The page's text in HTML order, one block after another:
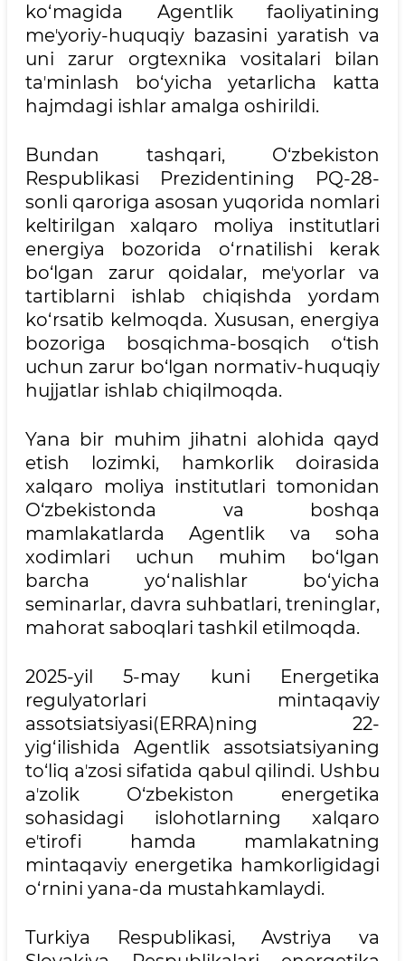
ko‘magida Agentlik faoliyatining
meʼyoriy-huquqiy bazasini yaratish va
uni zarur orgtexnika vositalari bilan
taʼminlash bo‘yicha yetarlicha katta
hajmdagi ishlar amalga oshirildi.
Bundan tashqari, O‘zbekiston
Respublikasi Prezidentining PQ-28-
sonli qaroriga asosan yuqorida nomlari
keltirilgan xalqaro moliya institutlari
energiya bozorida o‘rnatilishi kerak
bo‘lgan zarur qoidalar, meʼyorlar va
tartiblarni ishlab chiqishda yordam
ko‘rsatib kelmoqda. Xususan, energiya
bozoriga bosqichma-bosqich o‘tish
uchun zarur bo‘lgan normativ-huquqiy
hujjatlar ishlab chiqilmoqda.
Yana bir muhim jihatni alohida qayd
etish lozimki, hamkorlik doirasida
xalqaro moliya institutlari tomonidan
O‘zbekistonda va boshqa
mamlakatlarda Agentlik va soha
xodimlari uchun muhim bo‘lgan
barcha yo‘nalishlar bo‘yicha
seminarlar, davra suhbatlari, treninglar,
mahorat saboqlari tashkil etilmoqda.
2025-yil 5-may kuni Energetika
regulyatorlari mintaqaviy
assotsiatsiyasi(ERRA)ning 22-
yig‘ilishida Agentlik assotsiatsiyaning
to‘liq aʼzosi sifatida qabul qilindi. Ushbu
aʼzolik O‘zbekiston energetika
sohasidagi islohotlarning xalqaro
eʼtirofi hamda mamlakatning
mintaqaviy energetika hamkorligidagi
o‘rnini yana-da mustahkamlaydi.
Turkiya Respublikasi, Avstriya va